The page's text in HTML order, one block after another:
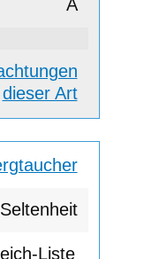
A
dieser Art